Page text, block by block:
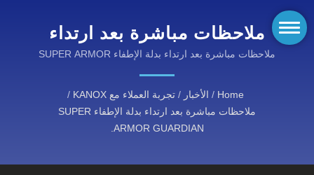
ملاحظات مباشرة بعد ارتداء
بدلة الإطفاء SUPER
أقمشة KANOX® المقاومة
للحريق: مجموعة شاملة من
ملاحظات مباشرة بعد ارتداء بدلة الإطفاء SUPER ARMOR
Home
/ الأخبار / تجربة العملاء مع KANOX
/
ملاحظات مباشرة بعد ارتداء بدلة الإطفاء SUPER
ARMOR GUARDIAN.